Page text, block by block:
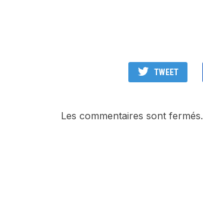
TWEET
Les commentaires sont fermés.